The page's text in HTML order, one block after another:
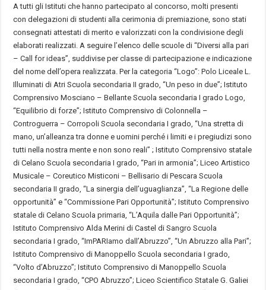
A tutti gli Istituti che hanno partecipato al concorso, molti presenti
con delegazioni di studenti alla cerimonia di premiazione, sono stati
consegnati attestati di merito e valorizzati con la condivisione degli
elaborati realizzati. A seguire l’elenco delle scuole di “Diversi alla pari
– Call for ideas”, suddivise per classe di partecipazione e indicazione
del nome dell’opera realizzata. Per la categoria “Logo”: Polo Liceale L.
Illuminati di Atri Scuola secondaria II grado, “Un peso in due”; Istituto
Comprensivo Mosciano – Bellante Scuola secondaria I grado Logo,
“Equilibrio di forze”; Istituto Comprensivo di Colonnella –
Controguerra – Corropoli Scuola secondaria I grado, “Una stretta di
mano, un’alleanza tra donne e uomini perché i limiti e i pregiudizi sono
tutti nella nostra mente e non sono reali” ; Istituto Comprensivo statale
di Celano Scuola secondaria I grado, “Pari in armonia”; Liceo Artistico
Musicale – Coreutico Misticoni – Bellisario di Pescara Scuola
secondaria II grado, “La sinergia dell’uguaglianza”, “La Regione delle
opportunità” e “Commissione Pari Opportunità”; Istituto Comprensivo
statale di Celano Scuola primaria, “L’Aquila dalle Pari Opportunità”;
Istituto Comprensivo Alda Merini di Castel di Sangro Scuola
secondaria I grado, “ImPARIamo dall’Abruzzo”, “Un Abruzzo alla Pari”;
Istituto Comprensivo di Manoppello Scuola secondaria I grado,
“Volto d’Abruzzo”; Istituto Comprensivo di Manoppello Scuola
secondaria I grado, “CPO Abruzzo”; Liceo Scientifico Statale G. Galiei